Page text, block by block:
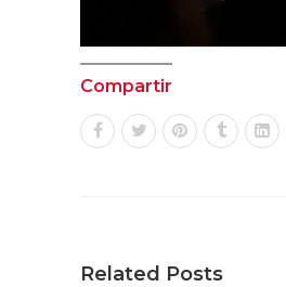
Compartir
Related Posts